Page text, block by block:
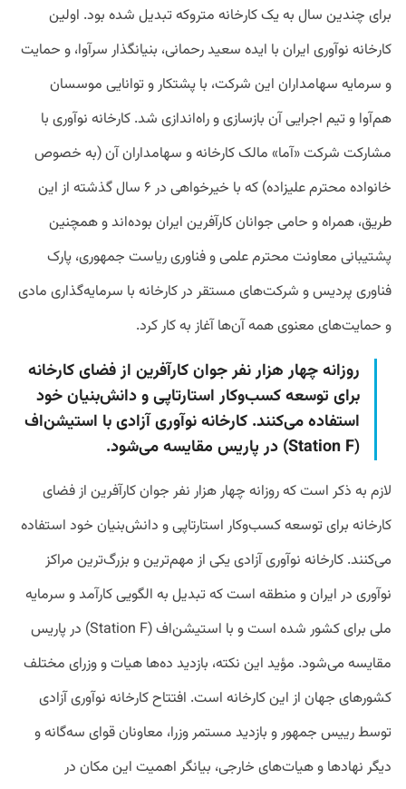
برای چندین سال به یک کارخانه متروکه تبدیل شده بود. اولین
کارخانه نوآوری ایران با ایده سعید رحمانی، بنیانگذار سرآوا، و حمایت
و سرمایه‌ سهامداران این شرکت، با پشتکار و توانایی موسسان
هم‌آوا و تیم اجرایی آن بازسازی و راه‌اندازی شد. کارخانه نوآوری با
مشارکت شرکت «آما» مالک کارخانه و سهامداران آن (به خصوص
خانواده محترم علیزاده) که با خیرخواهی در ۶ سال گذشته از این
طریق، همراه و حامی جوانان کارآفرین ایران بوده‌اند و همچنین
پشتیبانی معاونت محترم علمی و فناوری ریاست جمهوری، پارک
فناوری پردیس و شرکت‌های مستقر در کارخانه با سرمایه‌گذاری مادی
و حمایت‌های معنوی همه آن‌ها آغاز به کار کرد.
روزانه چهار هزار نفر جوان کارآفرین از فضای کارخانه
برای توسعه کسب‌وکار استارتاپی و دانش‌بنیان خود
استفاده می‌کنند. کارخانه نوآوری آزادی با استیشن‌اف
(Station F) در پاریس مقایسه می‌شود.
لازم به ذکر است که روزانه چهار هزار نفر جوان کارآفرین از فضای
کارخانه برای توسعه کسب‌وکار استارتاپی و دانش‌بنیان خود استفاده
می‌کنند. کارخانه نوآوری آزادی یکی از مهم‌ترین و بزرگ‌ترین مراکز
نوآوری در ایران و منطقه است که تبدیل به الگویی کارآمد و سرمایه
ملی برای کشور شده است و با استیشن‌اف (Station F) در پاریس
مقایسه می‌شود. مؤید این نکته، بازدید ده‌ها هیات و وزرای مختلف
کشورهای جهان از این کارخانه است. افتتاح کارخانه نوآوری آزادی
توسط رییس جمهور و بازدید مستمر وزرا، معاونان قوای سه‌گانه و
دیگر نهادها و هیات‌های خارجی، بیانگر اهمیت این مکان در